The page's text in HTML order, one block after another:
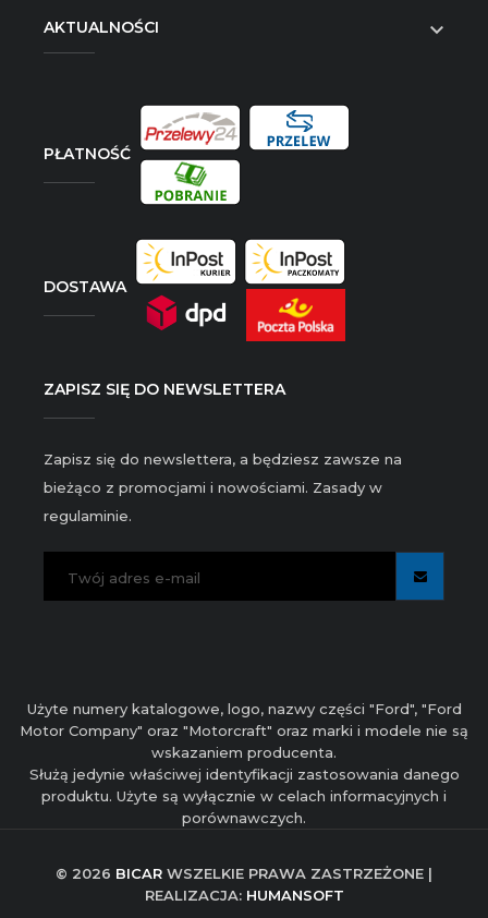
AKTUALNOŚCI 
PŁATNOŚĆ
DOSTAWA
ZAPISZ SIĘ DO NEWSLETTERA
Zapisz się do newslettera, a będziesz zawsze na
bieżąco z promocjami i nowościami. Zasady w
regulaminie.
Użyte numery katalogowe, logo, nazwy części "Ford", "Ford
Motor Company" oraz "Motorcraft" oraz marki i modele nie są
wskazaniem producenta.
Służą jedynie właściwej identyfikacji zastosowania danego
produktu. Użyte są wyłącznie w celach informacyjnych i
porównawczych.
© 2026 BICAR WSZELKIE PRAWA ZASTRZEŻONE |
REALIZACJA: HUMANSOFT